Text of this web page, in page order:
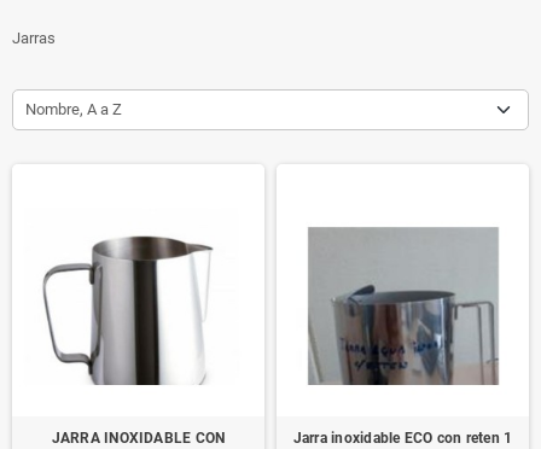
Jarras
Nombre, A a Z
JARRA INOXIDABLE CON
Jarra inoxidable ECO con reten 1